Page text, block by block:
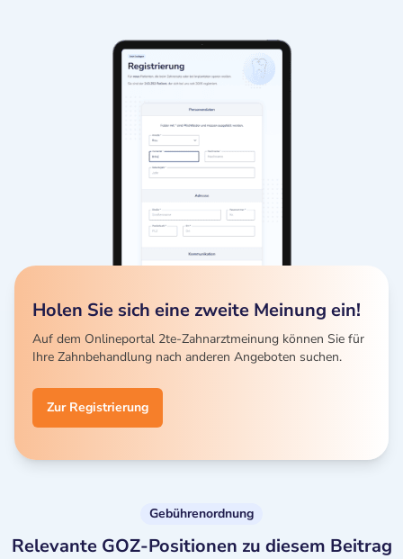
Holen Sie sich eine zweite Meinung ein!
Auf dem Onlineportal 2te-Zahnarztmeinung können Sie für
Ihre Zahnbehandlung nach anderen Angeboten suchen.
Zur Registrierung
Gebührenordnung
Relevante GOZ-Positionen zu diesem Beitrag